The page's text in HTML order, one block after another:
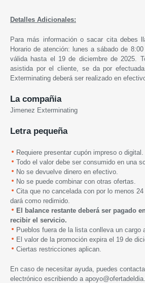
Detalles Adicionales:
Para más información o sacar cita debes
Horario de atención: lunes a sábado de
válida hasta el 19 de diciembre de 2025.
asistida por el cliente, se da por
Exterminating deberá ser realizado en
La compañia
Jimenez Exterminating
Letra pequeña
Requiere presentar cupón impreso o digital.
Todo el valor debe ser consumido en una
No se devuelve dinero en efectivo.
No se puede combinar con otras ofertas.
Cita que no cancelada con por lo menos
dará como redimido.
El balance restante deberá ser pagado
recibir el servicio.
Pueblos fuera de la lista conlleva un cargo
El valor de la promoción expira el 19 de
Ciertas restricciones aplican.
En caso de necesitar ayuda, puedes
electrónico escribiendo a